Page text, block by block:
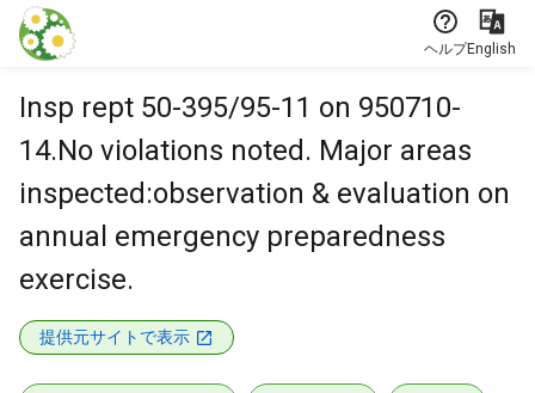
本文に飛ぶ
ヘルプEnglish
Insp rept 50-395/95-11 on 950710-
14.No violations noted. Major areas
inspected:observation & evaluation on
annual emergency preparedness
exercise.
提供元サイトで表示